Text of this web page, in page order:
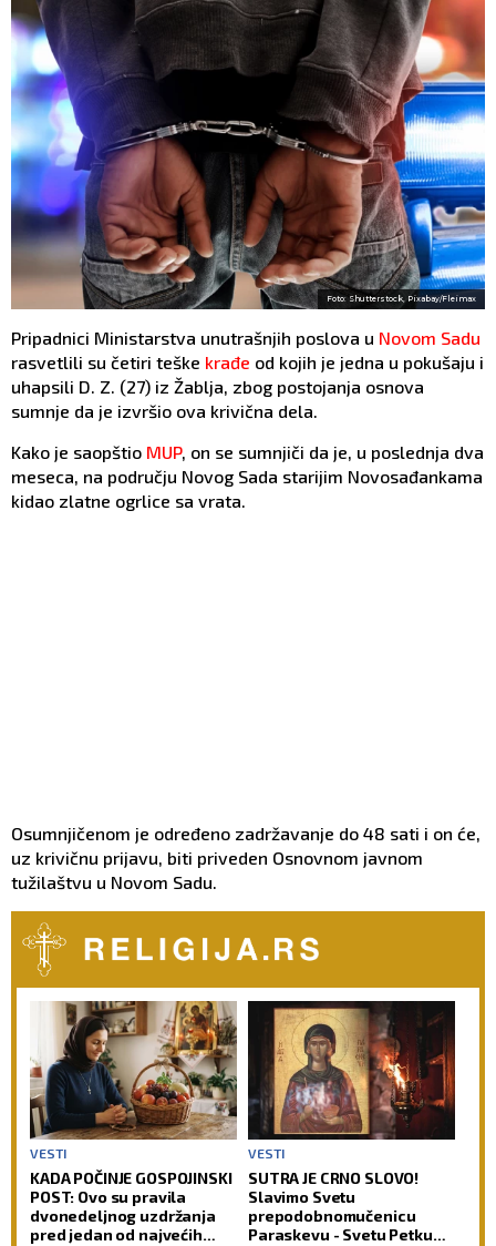
Foto: Shutterstock, Pixabay/Fleimax
Pripadnici Ministarstva unutrašnjih poslova u Novom Sadu
rasvetlili su četiri teške krađe od kojih je jedna u pokušaju i
uhapsili D. Z. (27) iz Žablja, zbog postojanja osnova
sumnje da je izvršio ova krivična dela.
Kako je saopštio MUP, on se sumnjiči da je, u poslednja dva
meseca, na području Novog Sada starijim Novosađankama
kidao zlatne ogrlice sa vrata.
Osumnjičenom je određeno zadržavanje do 48 sati i on će,
uz krivičnu prijavu, biti priveden Osnovnom javnom
tužilaštvu u Novom Sadu.
VESTI
KADA POČINJE GOSPOJINSKI
POST: Ovo su pravila
dvonedeljnog uzdržanja
pred jedan od najvećih
VESTI
SUTRA JE CRNO SLOVO!
Slavimo Svetu
prepodobnomučenicu
Paraskevu - Svetu Petku